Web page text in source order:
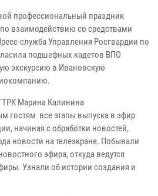
профессиональный праздник
взаимодействию со средствами
служба Управления Росгвардии по
подшефных кадетов ВПО
экскурсию в Ивановскую
Марина Калинина
гостям все этапы выпуска в эфир
начиная с обработки новостей,
новости на телеэкране. Побывали
эфира, откуда ведутся
Узнали об истории создания и